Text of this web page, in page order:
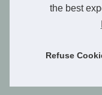
the best
Refuse